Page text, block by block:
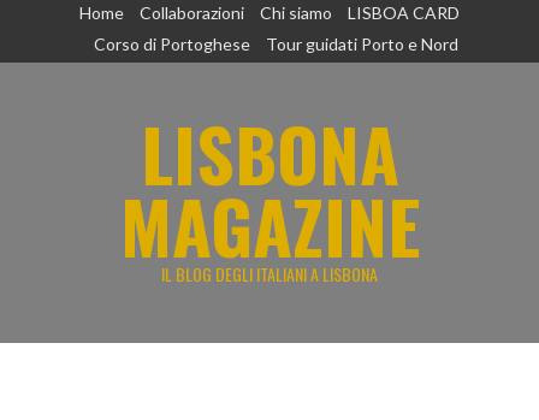
Home Collaborazioni Chi siamo
LISBOA CARD
Corso di Portoghese
Tour guidati Porto e Nord
LISBONA
MAGAZINE
IL BLOG DEGLI ITALIANI A LISBONA